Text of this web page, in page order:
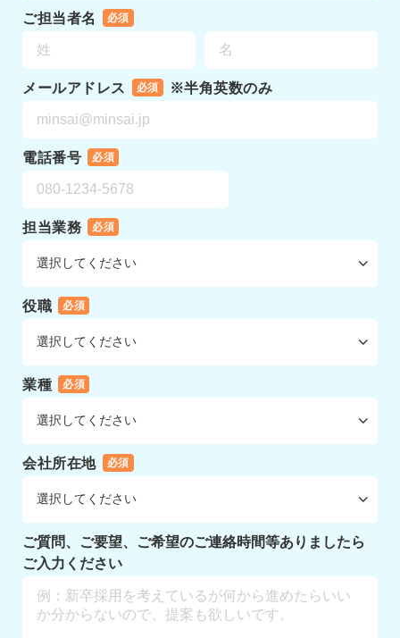
ご担当者名 必須
メールアドレス 必須 ※半角英数のみ
電話番号 必須
担当業務 必須
役職 必須
業種 必須
会社所在地 必須
ご質問、ご要望、ご希望のご連絡時間等ありましたら
ご入力ください